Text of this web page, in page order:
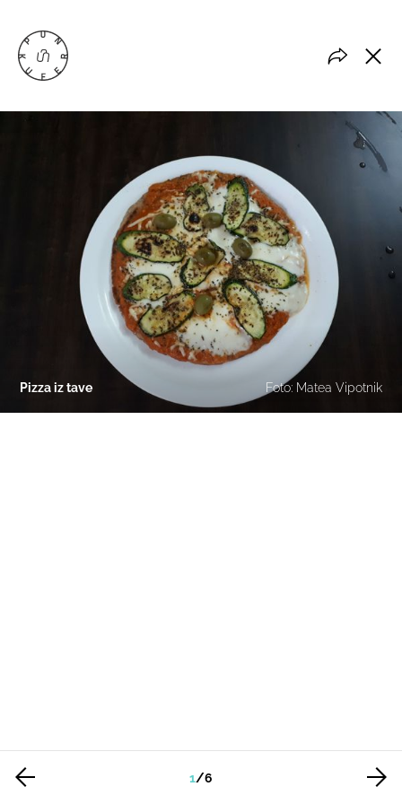
Pizza iz tave Foto: Matea Vipotnik
1/6